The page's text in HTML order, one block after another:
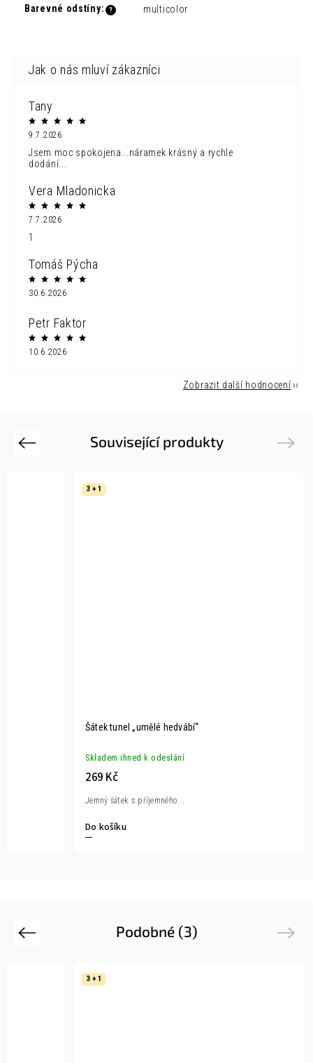
?
Barevné odstíny: multicolor
Tany
9.7.2026
Jsem moc spokojena...náramek krásný a rychle
dodání...
Vera Mladonicka
7.7.2026
1
Tomáš Pýcha
30.6.2026
Petr Faktor
10.6.2026
Zobrazit další hodnocení
Související produkty
Previous
3 + 1
Šátek tunel „umělé hedvábí“
Skladem ihned k odeslání
269 Kč
Do košíku
Jemný šátek s příjemného...
Next
Podobné (3)
Previous
3 + 1
Next